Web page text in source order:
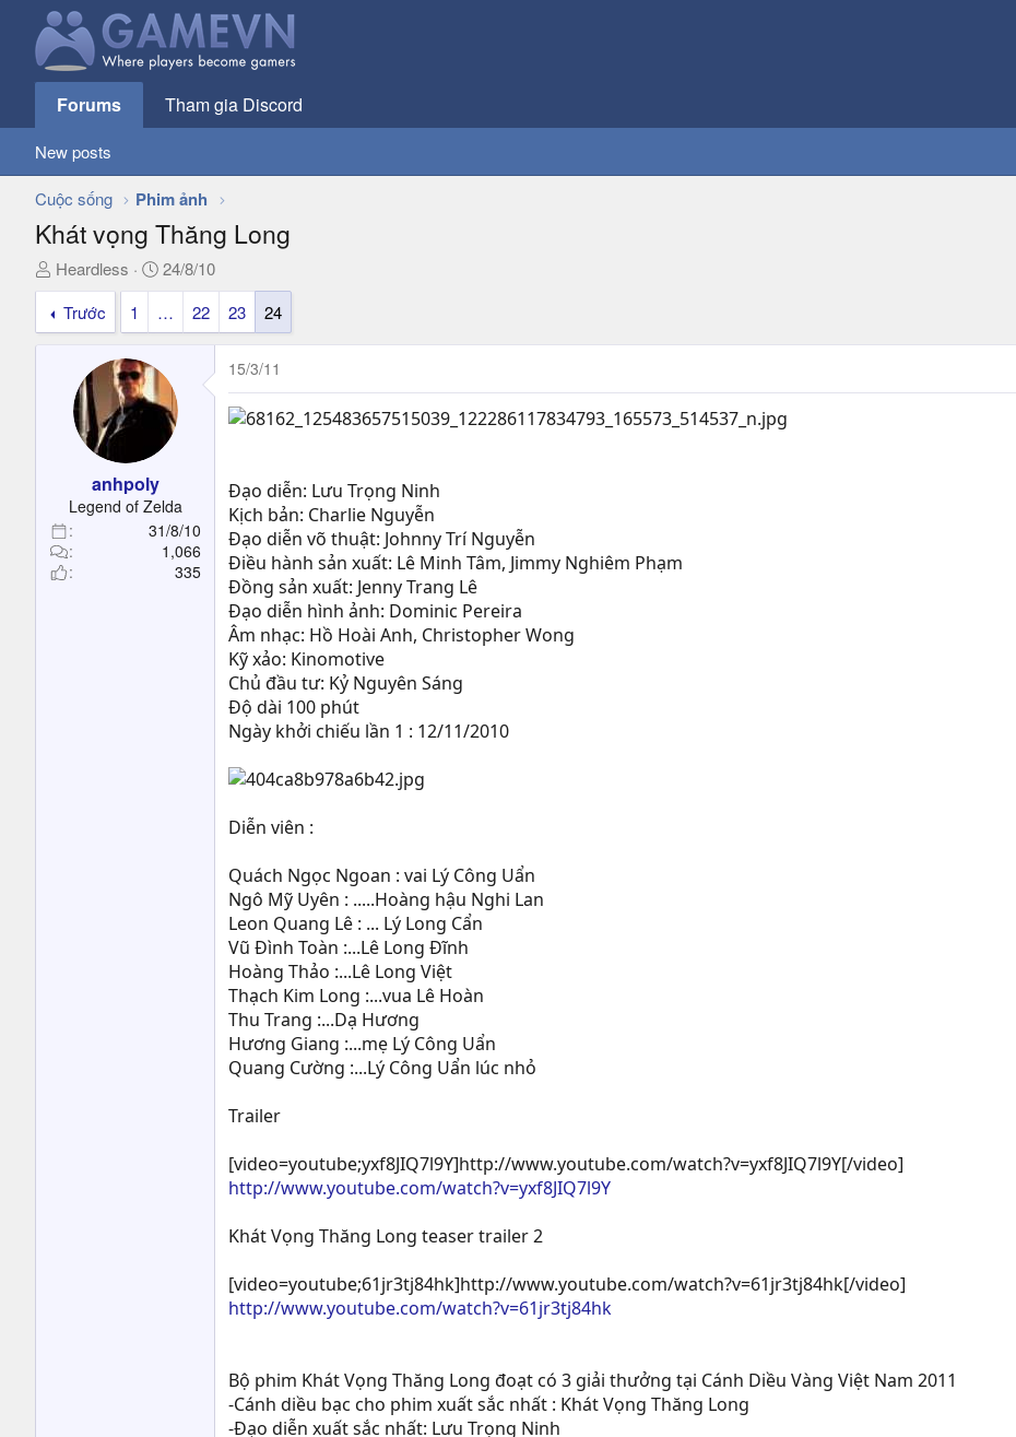
Forums Tham gia Discord
New posts
Cuộc sống Phim ảnh
Khát vọng Thăng Long
T
h
e
e
r
Heardless
N
g
à
y
ử
i
24/8/10
Trước
1 … 22 23 24
anhpoly
Legend of Zelda
31/8/10
1,066
335
15/3/11
Đạo diễn: Lưu Trọng Ninh
Kịch bản: Charlie Nguyễn
Đạo diễn võ thuật: Johnny Trí Nguyễn
Điều hành sản xuất: Lê Minh Tâm, Jimmy Nghiêm Phạm
Đồng sản xuất: Jenny Trang Lê
Đạo diễn hình ảnh: Dominic Pereira
Âm nhạc: Hồ Hoài Anh, Christopher Wong
Kỹ xảo: Kinomotive
Chủ đầu tư: Kỷ Nguyên Sáng
Độ dài 100 phút
Ngày khởi chiếu lần 1 : 12/11/2010
Diễn viên :
Quách Ngọc Ngoan : vai Lý Công Uẩn
Ngô Mỹ Uyên : .....Hoàng hậu Nghi Lan
Leon Quang Lê : ... Lý Long Cẩn
Vũ Đình Toàn :...Lê Long Đĩnh
Hoàng Thảo :...Lê Long Việt
Thạch Kim Long :...vua Lê Hoàn
Thu Trang :...Dạ Hương
Hương Giang :...mẹ Lý Công Uẩn
Quang Cường :...Lý Công Uẩn lúc nhỏ
Trailer
[video=youtube;yxf8JIQ7l9Y]http://www.youtube.com/watch?v=yxf8JIQ7l9Y[/video]
http://www.youtube.com/watch?v=yxf8JIQ7l9Y
Khát Vọng Thăng Long teaser trailer 2
[video=youtube;61jr3tj84hk]http://www.youtube.com/watch?v=61jr3tj84hk[/video]
http://www.youtube.com/watch?v=61jr3tj84hk
Bộ phim Khát Vọng Thăng Long đoạt có 3 giải thưởng tại Cánh Diều Vàng Việt Nam 2011
-Cánh diều bạc cho phim xuất sắc nhất : Khát Vọng Thăng Long
-Đạo diễn xuất sắc nhất: Lưu Trọng Ninh